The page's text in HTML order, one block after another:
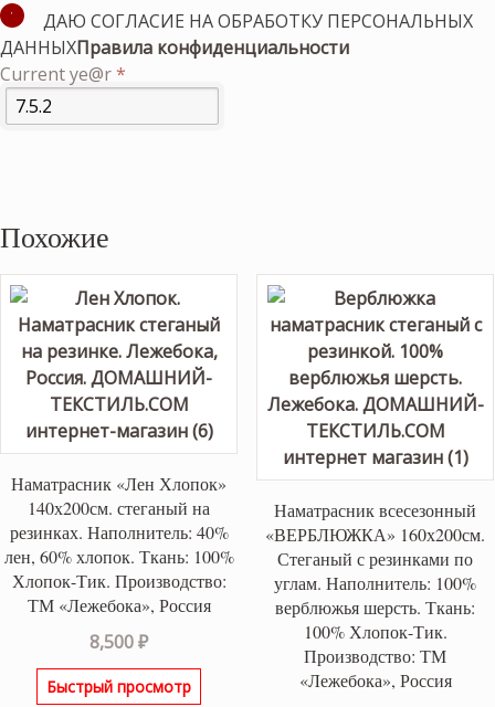
ДАЮ СОГЛАСИЕ НА ОБРАБОТКУ ПЕРСОНАЛЬНЫХ
ДАННЫХПравила конфиденциальности
Current ye@r*
Похожие
Наматрасник «Лен Хлопок»
140х200см. стеганый на
резинках. Наполнитель: 40%
лен, 60% хлопок. Ткань: 100%
Хлопок-Тик. Производство:
ТМ «Лежебока», Россия
8,500₽
Быстрый просмотр
Наматрасник всесезонный
«ВЕРБЛЮЖКА» 160х200см.
Стеганый с резинками по
углам. Наполнитель: 100%
верблюжья шерсть. Ткань:
100% Хлопок-Тик.
Производство: ТМ
«Лежебока», Россия